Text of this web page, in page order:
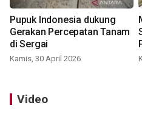
Pupuk Indonesia dukung
Gerakan Percepatan Tanam
di Sergai
Kamis, 30 April 2026
Video